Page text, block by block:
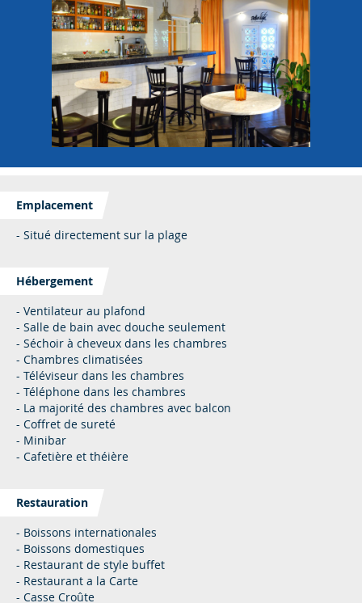
Emplacement
- Situé directement sur la plage
Hébergement
- Ventilateur au plafond
- Salle de bain avec douche seulement
- Séchoir à cheveux dans les chambres
- Chambres climatisées
- Téléviseur dans les chambres
- Téléphone dans les chambres
- La majorité des chambres avec balcon
- Coffret de sureté
- Minibar
- Cafetière et théière
Restauration
- Boissons internationales
- Boissons domestiques
- Restaurant de style buffet
- Restaurant a la Carte
- Casse Croûte